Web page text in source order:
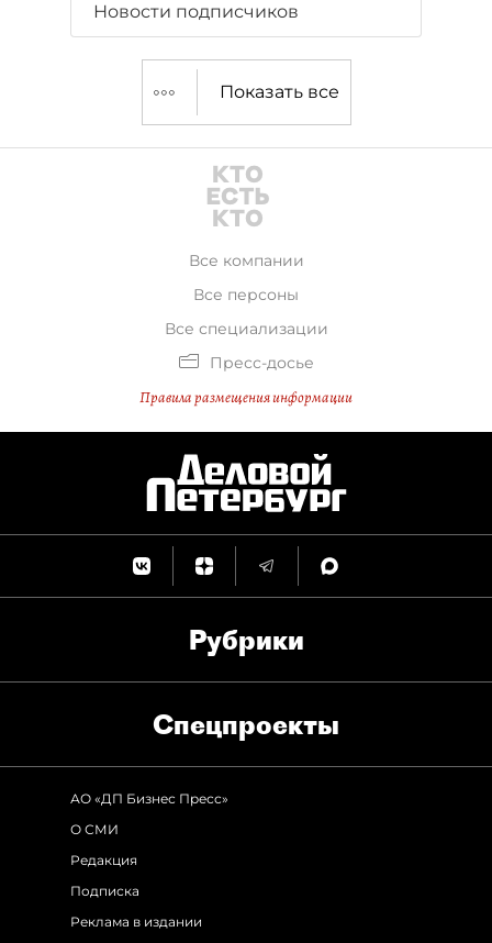
Новости подписчиков
Показать все
Все компании
Все персоны
Все специализации
Пресс-досье
Правила размещения информации
Рубрики
Спец­проекты
АО «ДП Бизнес Пресс»
О СМИ
Редакция
Подписка
Реклама в издании